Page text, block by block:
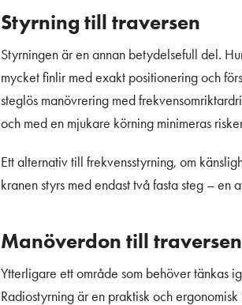
Styrning till traversen
Styrningen är en annan betydelsefull del.
mycket finlir med exakt positionering och
steglös manövrering med
och med en mjukare körning minimeras
Ett alternativ till frekvensstyrning, om
kranen styrs med endast två fasta steg –
Manöverdon till traversen
Ytterligare ett område som behöver tänkas
Radiostyrning är en praktisk och